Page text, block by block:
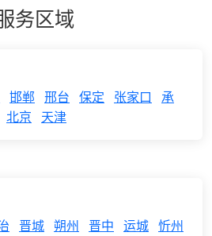
务区域
邯郸 邢台 保定 张家口
承
北京 天津
晋城 朔州 晋中 运城 忻州